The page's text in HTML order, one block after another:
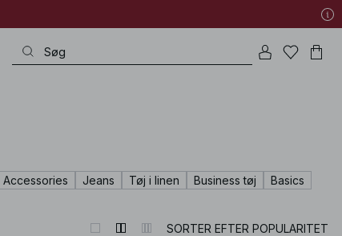
Accessories Jeans Tøj i linen Business tøj Basics
SORTER EFTER POPULARITET